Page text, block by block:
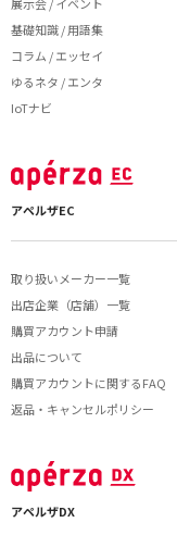
基礎知識 / 用語集
コラム / エッセイ
ゆるネタ / エンタ
IoTナビ
アペルザEC
取り扱いメーカー一覧
出店企業（店舗）一覧
購買アカウント申請
出品について
購買アカウントに関するFAQ
返品・キャンセルポリシー
アペルザDX